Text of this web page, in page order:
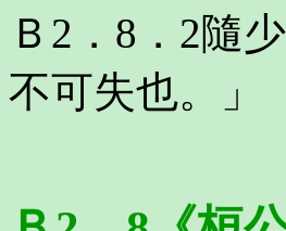
Ｂ2．8．2隨
不可失也。」